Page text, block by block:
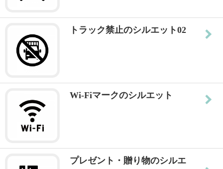
トラック禁止のシルエット02
Wi-Fiマークのシルエット
プレゼント・贈り物のシルエ